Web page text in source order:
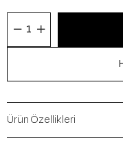
Ürün Özellikleri